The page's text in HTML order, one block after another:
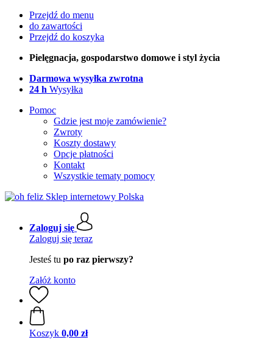
Przejdź do menu
do zawartości
Przejdź do koszyka
Pielęgnacja, gospodarstwo domowe i styl życia
Darmowa wysyłka zwrotna
24 h Wysyłka
Pomoc
Gdzie jest moje zamówienie?
Zwroty
Koszty dostawy
Opcje płatności
Kontakt
Wszystkie tematy pomocy
Zaloguj się
Zaloguj się teraz
Jesteś tu po raz pierwszy?
Załóż konto
Koszyk 0,00 zł